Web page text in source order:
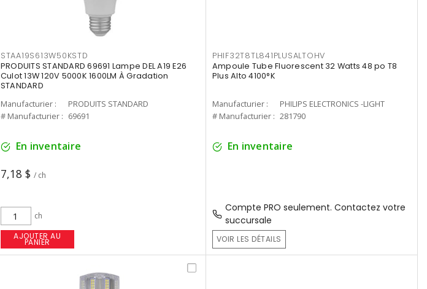
STAA19S613W50KSTD
PRODUITS STANDARD 69691 Lampe DEL A19 E26
Culot 13W 120V 5000K 1600LM À Gradation
STANDARD
Manufacturier :
PRODUITS STANDARD
# Manufacturier : 69691
En inventaire
7,18 $ / ch
ch
AJOUTER AU
PANIER
PHIF32T8TL841PLUSALTOHV
Ampoule Tube Fluorescent 32 Watts 48 po T8
Plus Alto 4100°K
Manufacturier :
PHILIPS ELECTRONICS -LIGHT
# Manufacturier : 281790
En inventaire
Compte PRO seulement. Contactez votre
succursale
VOIR LES DÉTAILS